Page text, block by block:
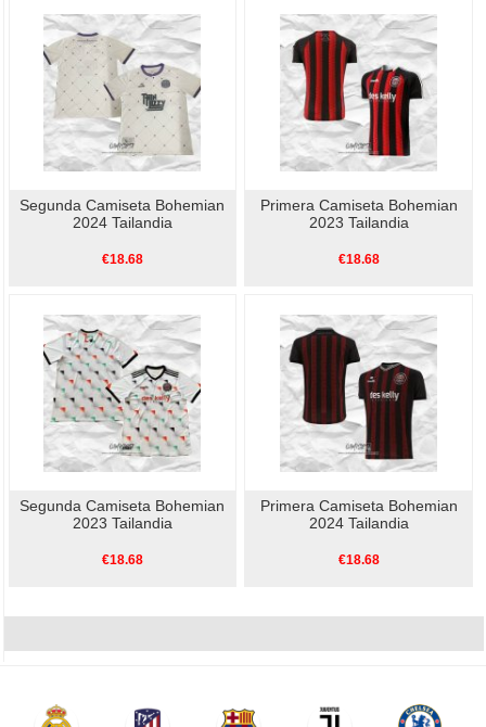
Segunda Camiseta Bohemian
2024 Tailandia
€18.68
Primera Camiseta Bohemian
2023 Tailandia
€18.68
Segunda Camiseta Bohemian
2023 Tailandia
€18.68
Primera Camiseta Bohemian
2024 Tailandia
€18.68